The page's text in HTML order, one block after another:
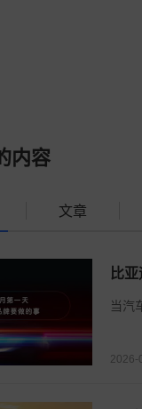
内容
文章
比
当汽
2026-